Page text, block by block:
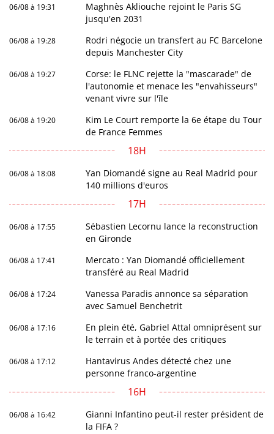
06/08 à 19:31
Maghnès Akliouche rejoint le Paris SG
jusqu'en 2031
06/08 à 19:28
Rodri négocie un transfert au FC Barcelone
depuis Manchester City
06/08 à 19:27
Corse: le FLNC rejette la "mascarade" de
l'autonomie et menace les "envahisseurs"
venant vivre sur l'île
06/08 à 19:20
Kim Le Court remporte la 6e étape du Tour
de France Femmes
18H
06/08 à 18:08
Yan Diomandé signe au Real Madrid pour
140 millions d'euros
17H
06/08 à 17:55
Sébastien Lecornu lance la reconstruction
en Gironde
06/08 à 17:41
Mercato : Yan Diomandé officiellement
transféré au Real Madrid
06/08 à 17:24
Vanessa Paradis annonce sa séparation
avec Samuel Benchetrit
06/08 à 17:16
En plein été, Gabriel Attal omniprésent sur
le terrain et à portée des critiques
06/08 à 17:12
Hantavirus Andes détecté chez une
personne franco-argentine
16H
06/08 à 16:42
Gianni Infantino peut-il rester président de
la FIFA ?